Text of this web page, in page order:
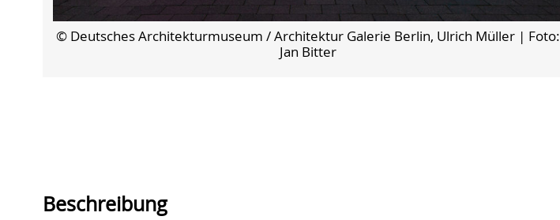
© Deutsches Architekturmuseum / Architektur Galerie Berlin, Ulrich Müller | Foto:
Jan Bitter
Beschreibung